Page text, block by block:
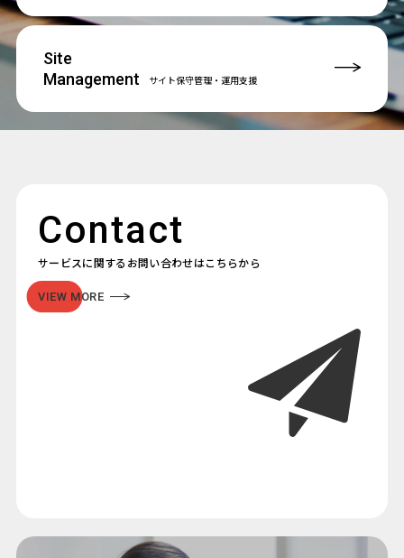
Site
Management
サイト保守管理・運用支援
Contact
サービスに関するお問い合わせはこちらから
VIEW MORE